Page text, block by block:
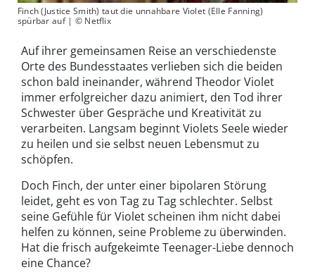
Finch (Justice Smith) taut die unnahbare Violet (Elle Fanning)
spürbar auf | © Netflix
Auf ihrer gemeinsamen Reise an verschiedenste
Orte des Bundesstaates verlieben sich die beiden
schon bald ineinander, während Theodor Violet
immer erfolgreicher dazu animiert, den Tod ihrer
Schwester über Gespräche und Kreativität zu
verarbeiten. Langsam beginnt Violets Seele wieder
zu heilen und sie selbst neuen Lebensmut zu
schöpfen.
Doch Finch, der unter einer bipolaren Störung
leidet, geht es von Tag zu Tag schlechter. Selbst
seine Gefühle für Violet scheinen ihm nicht dabei
helfen zu können, seine Probleme zu überwinden.
Hat die frisch aufgekeimte Teenager-Liebe dennoch
eine Chance?